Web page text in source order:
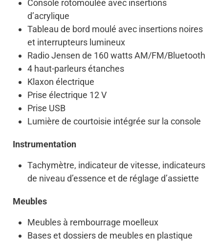
Console rotomoulée avec insertions
d’acrylique
Tableau de bord moulé avec insertions noires
et interrupteurs lumineux
Radio Jensen de 160 watts AM/FM/Bluetooth
4 haut-parleurs étanches
Klaxon électrique
Prise électrique 12 V
Prise USB
Lumière de courtoisie intégrée sur la console
Instrumentation
Tachymètre, indicateur de vitesse, indicateurs
de niveau d’essence et de réglage d’assiette
Meubles
Meubles à rembourrage moelleux
Bases et dossiers de meubles en plastique